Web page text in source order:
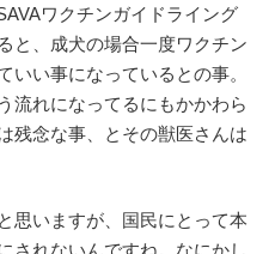
ワクチンガイドライング
と、成犬の場合一度ワクチン
いい事になっているとの事。
流れになってるにもかかわら
残念な事、とその獣医さんは
思いますが、国民にとって本
されないんですね。なにかし